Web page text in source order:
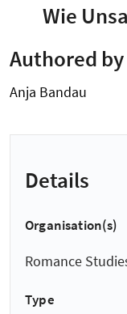
Wie
Authored by
Anja Bandau
Details
Organisation(s)
Romance
Type